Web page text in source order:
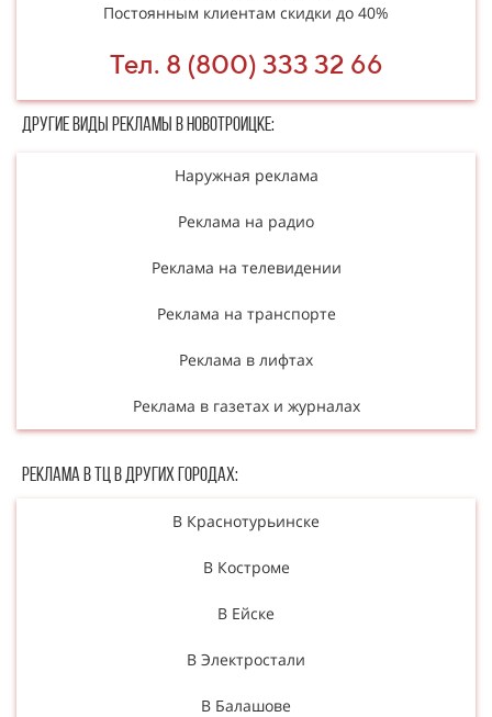
Постоянным клиентам скидки до 40%
Тел. 8 (800) 333 32 66
Другие в​​​​иды рекламы в Новотроицке:
Наружная реклама
Реклама на радио
Реклама на телевидении
Реклама на транспорте
Реклама в лифтах
Реклама в газетах и журналах
Реклама в ТЦ в Других городах:
В Краснотурьинске
В Костроме
В Ейске
В Электростали
В Балашове